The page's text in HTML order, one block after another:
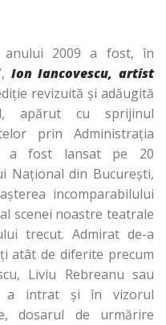
anului 2009 a fost, în
Ion Iancovescu, artist
revizuită şi adăugită
apărut cu sprijinul
prin Administraţia
a fost lansat pe 20
Naţional din Bucureşti,
incomparabilului
scenei noastre teatrale
trecut. Admirat de-a
atât de diferite precum
Liviu Rebreanu sau
a intrat şi în vizorul
dosarul de urmărire